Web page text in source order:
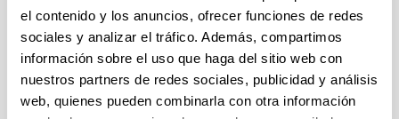
el contenido y los anuncios, ofrecer funciones de redes
sociales y analizar el tráfico. Además, compartimos
información sobre el uso que haga del sitio web con
nuestros partners de redes sociales, publicidad y análisis
web, quienes pueden combinarla con otra información
Tecnología Electrónica
Menú